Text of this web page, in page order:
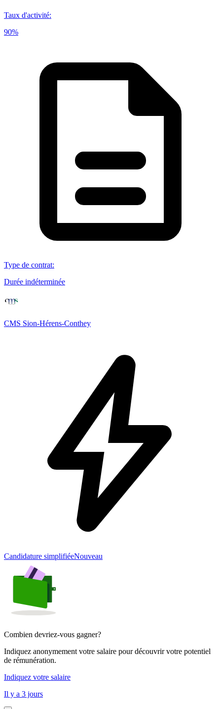
Taux d'activité:
90%
Type de contrat:
Durée indéterminée
CMS Sion-Hérens-Conthey
Candidature simplifiéeNouveau
Combien devriez-vous gagner?
Indiquez anonymement votre salaire pour découvrir votre potentiel
de rémunération.
Indiquez votre salaire
Il y a 3 jours